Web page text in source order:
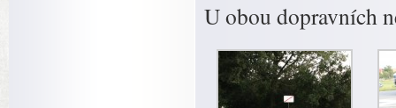
U obou dopravních